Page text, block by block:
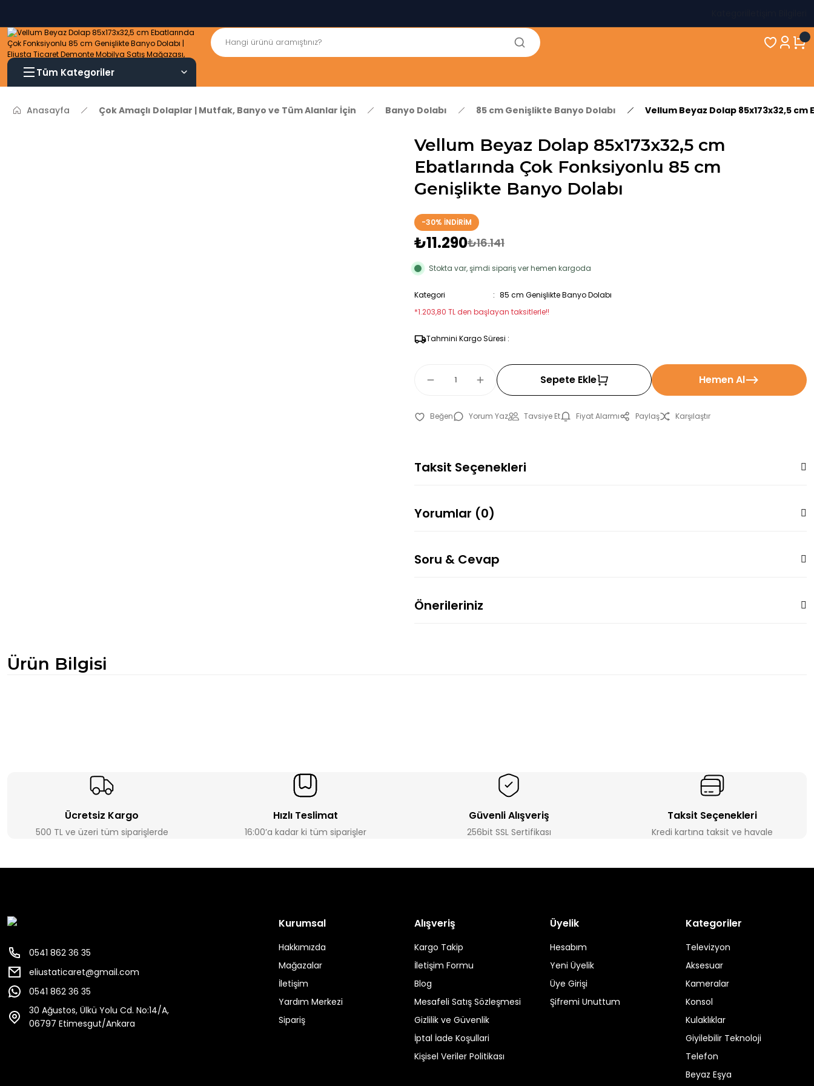
5'er cm Aralıklarla 35 cm'den 100 cm'e kadar Genişliğe Sahip
% 100 Mdf Tekerlekli Masa ile Uzun Ömürlü ve Kolay Kullanım
Kaliteli hizmet, güvenli alışveriş ve satış sonrası destek
Tüm Kategoriler
Anasayfa Çok Amaçlı Dolaplar | Mutfak, Banyo ve Tüm Alanlar İçin Banyo Dolabı 85 cm Genişlikte Banyo Dolabı Vellum Beyaz Dolap 85x173x32,5
Vellum Beyaz Dolap 85x173x32,5 cm
Ebatlarında Çok Fonksiyonlu 85 cm
Genişlikte Banyo Dolabı
-30% İNDİRİM
₺11.290₺16.141
Stokta var, şimdi sipariş ver hemen kargoda
Kategori
85 cm Genişlikte Banyo Dolabı
*1.203,80 TL den başlayan taksitlerle!!
Tahmini Kargo Süresi :
Sepete Ekle Hemen Al
Yorum Yaz Tavsiye Et Fiyat Alarmı Paylaş Karşılaştır
Taksit Seçenekleri
Yorumlar (0)
Soru & Cevap
Önerileriniz
Ürün Bilgisi
Ücretsiz Kargo
500 TL ve üzeri tüm siparişlerde
Hızlı Teslimat
16:00’a kadar ki tüm siparişler
Güvenli Alışveriş
256bit SSL Sertifikası
Taksit Seçenekleri
Kredi kartına taksit ve havale
0541 862 36 35
eliustaticaret@gmail.com
0541 862 36 35
30 Ağustos, Ülkü Yolu Cd. No:14/A,
06797 Etimesgut/Ankara
Kurumsal
Hakkımızda
Mağazalar
İletişim
Yardım Merkezi
Sipariş
Alışveriş
Kargo Takip
İletişim Formu
Blog
Mesafeli Satış Sözleşmesi
Gizlilik ve Güvenlik
İptal İade Koşullari
Kişisel Veriler Politikası
Üyelik
Hesabım
Yeni Üyelik
Üye Girişi
Şifremi Unuttum
Kategoriler
Televizyon
Aksesuar
Kameralar
Konsol
Kulaklıklar
Giyilebilir Teknoloji
Telefon
Beyaz Eşya